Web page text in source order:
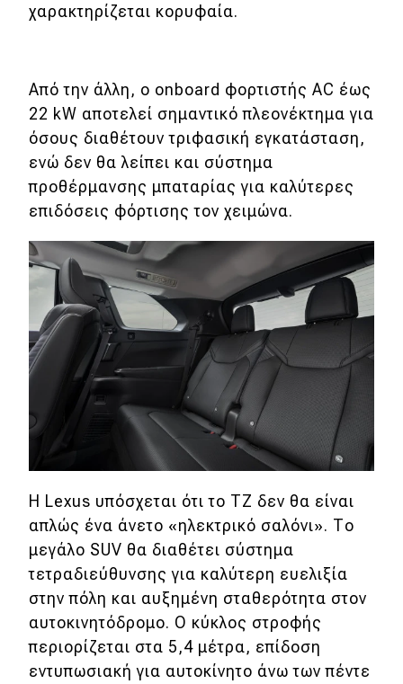
χαρακτηρίζεται κορυφαία.
Από την άλλη, ο onboard φορτιστής AC έως
22 kW αποτελεί σημαντικό πλεονέκτημα για
όσους διαθέτουν τριφασική εγκατάσταση,
ενώ δεν θα λείπει και σύστημα
προθέρμανσης μπαταρίας για καλύτερες
επιδόσεις φόρτισης τον χειμώνα.
Η Lexus υπόσχεται ότι το TZ δεν θα είναι
απλώς ένα άνετο «ηλεκτρικό σαλόνι». Το
μεγάλο SUV θα διαθέτει σύστημα
τετραδιεύθυνσης για καλύτερη ευελιξία
στην πόλη και αυξημένη σταθερότητα στον
αυτοκινητόδρομο. Ο κύκλος στροφής
περιορίζεται στα 5,4 μέτρα, επίδοση
εντυπωσιακή για αυτοκίνητο άνω των πέντε